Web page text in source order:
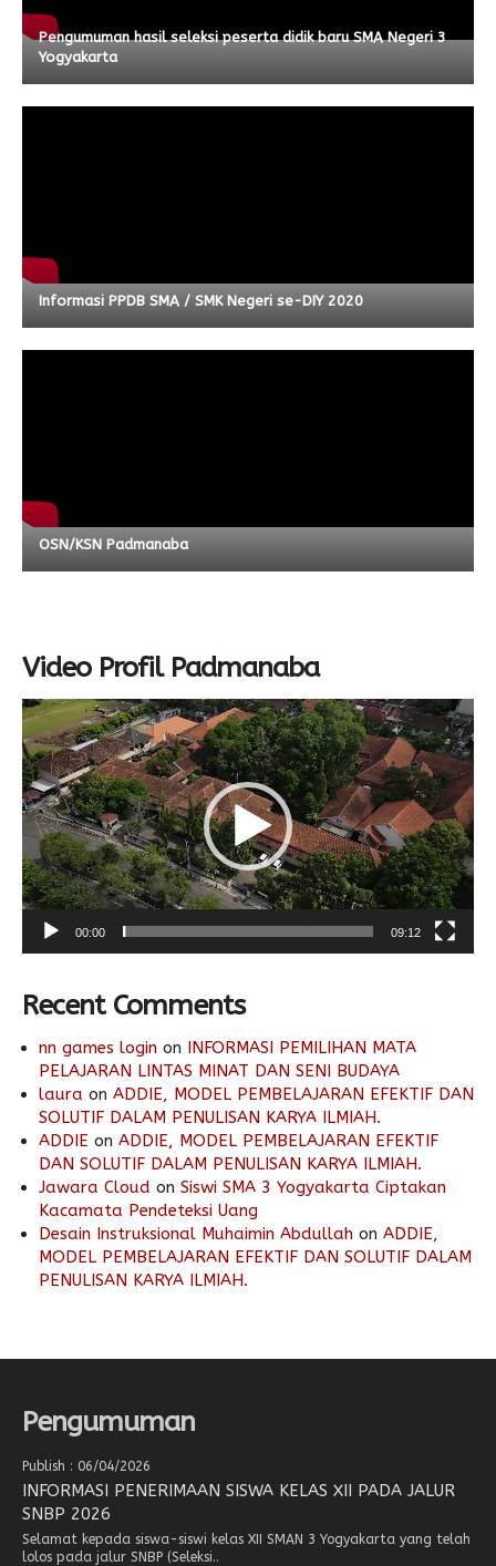
Pengumuman hasil seleksi peserta didik baru SMA Negeri 3
Yogyakarta
Informasi PPDB SMA / SMK Negeri se-DIY 2020
OSN/KSN Padmanaba
Video Profil Padmanaba
Video
Player
00:00 09:12
Recent Comments
nn games login on INFORMASI PEMILIHAN MATA
PELAJARAN LINTAS MINAT DAN SENI BUDAYA
laura on ADDIE, MODEL PEMBELAJARAN EFEKTIF DAN
SOLUTIF DALAM PENULISAN KARYA ILMIAH.
ADDIE on ADDIE, MODEL PEMBELAJARAN EFEKTIF
DAN SOLUTIF DALAM PENULISAN KARYA ILMIAH.
Jawara Cloud on Siswi SMA 3 Yogyakarta Ciptakan
Kacamata Pendeteksi Uang
Desain Instruksional Muhaimin Abdullah on ADDIE,
MODEL PEMBELAJARAN EFEKTIF DAN SOLUTIF DALAM
PENULISAN KARYA ILMIAH.
Pengumuman
Publish : 06/04/2026
INFORMASI PENERIMAAN SISWA KELAS XII PADA JALUR
SNBP 2026
Selamat kepada siswa-siswi kelas XII SMAN 3 Yogyakarta yang telah
lolos pada jalur SNBP (Seleksi..